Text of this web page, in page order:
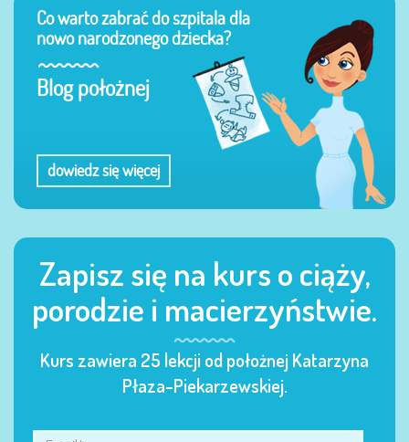
Co warto zabrać do szpitala dla
nowo narodzonego dziecka?
Blog położnej
dowiedz się więcej
Zapisz się na kurs o ciąży,
porodzie i macierzyństwie.
Kurs zawiera 25 lekcji od położnej Katarzyna
Płaza-Piekarzewskiej.